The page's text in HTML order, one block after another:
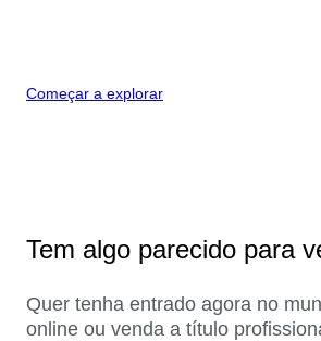
Começar a explorar
Tem algo parecido para
Quer tenha entrado agora no
online ou venda a título